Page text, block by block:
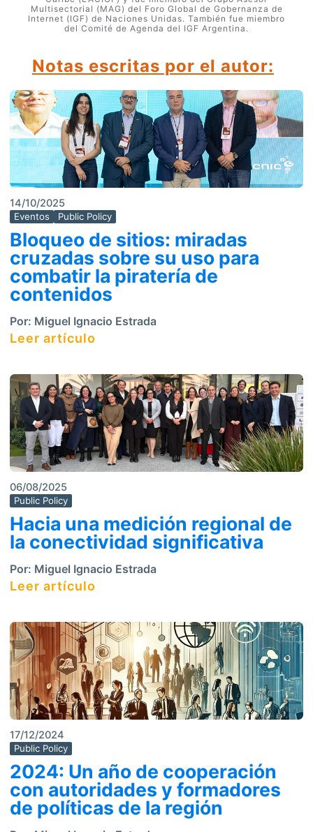
Multisectorial (MAG) del Foro Global de Gobernanza de
Internet (IGF) de Naciones Unidas. También fue miembro
del Comité de Agenda del IGF Argentina.
Notas escritas por el autor:
14/10/2025
Eventos Public Policy
Bloqueo de sitios: miradas
cruzadas sobre su uso para
combatir la piratería de
contenidos
Por: Miguel Ignacio Estrada
Leer artículo
06/08/2025
Public Policy
Hacia una medición regional de
la conectividad significativa
Por: Miguel Ignacio Estrada
Leer artículo
17/12/2024
Public Policy
2024: Un año de cooperación
con autoridades y formadores
de políticas de la región